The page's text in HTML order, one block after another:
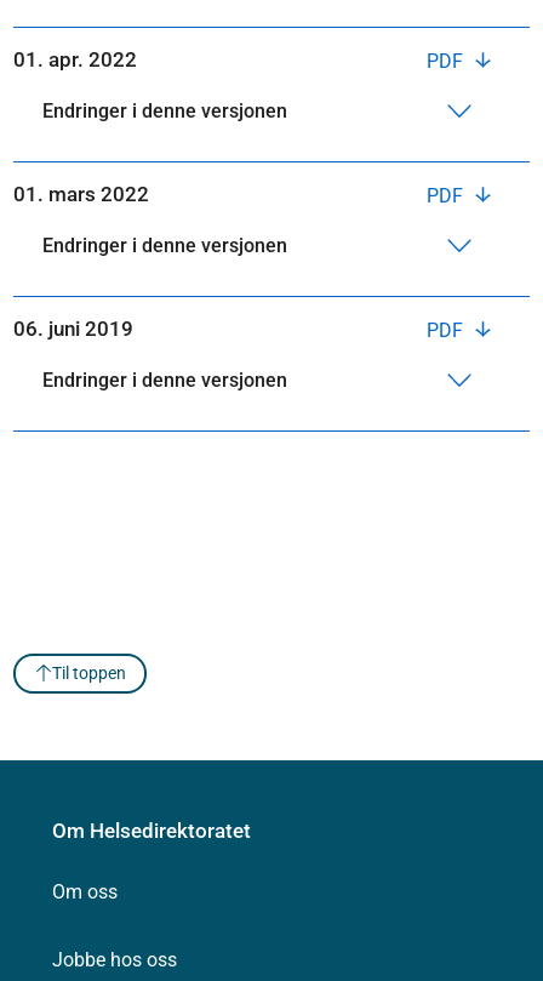
PDF
01. apr. 2022
Endringer i denne versjonen
PDF
01. mars 2022
Endringer i denne versjonen
PDF
06. juni 2019
Endringer i denne versjonen
Til toppen
Om Helsedirektoratet
Om oss
Jobbe hos oss